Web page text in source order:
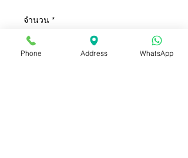
จำนวน *
Phone Address WhatsApp